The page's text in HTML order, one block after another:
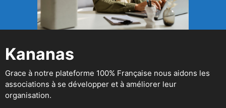
Kananas
Grace à notre plateforme 100% Française nous aidons les
associations à se développer et à améliorer leur
organisation.